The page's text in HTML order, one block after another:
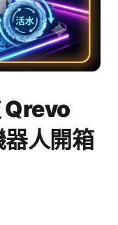
Qrevo
人開箱